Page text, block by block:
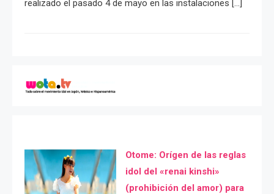
realizado el pasado 4 de mayo en las instalaciones […]
Otome: Orígen de las reglas
idol del «renai kinshi»
(prohibición del amor) para